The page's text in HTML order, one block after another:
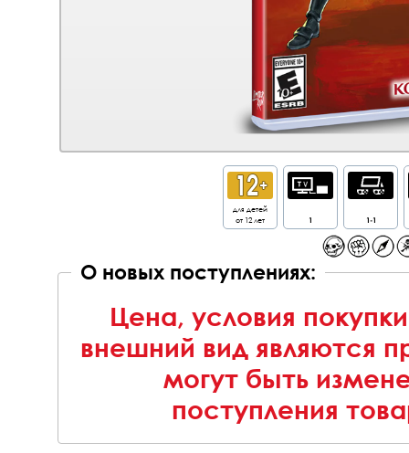
для детей
от 12 лет
1 1-1
О новых поступлениях:
Цена, условия
внешний вид являются
могут быть
поступления